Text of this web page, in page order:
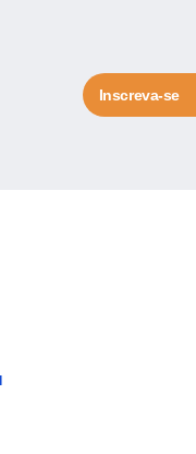
Inscreva-se